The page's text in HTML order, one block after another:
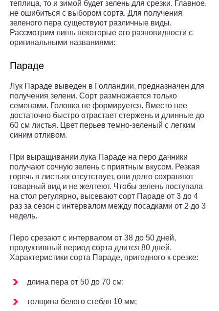
теплица, то и зимой будет зелень для срезки. Главное,
не ошибиться с выбором сорта. Для получения
зеленого пера существуют различные виды.
Рассмотрим лишь некоторые его разновидности с
оригинальными названиями:
Параде
Лук Параде выведен в Голландии, предназначен для
получения зелени. Сорт размножается только
семенами. Головка не формируется. Вместо нее
достаточно быстро отрастает стержень и длинные до
60 см листья. Цвет перьев темно-зеленый с легким
синим отливом.
При выращивании лука Параде на перо дачники
получают сочную зелень с приятным вкусом. Резкая
горечь в листьях отсутствует, они долго сохраняют
товарный вид и не желтеют. Чтобы зелень поступала
на стол регулярно, высевают сорт Параде от 3 до 4
раз за сезон с интервалом между посадками от 2 до 3
недель.
Перо срезают с интервалом от 38 до 50 дней,
продуктивный период сорта длится 80 дней.
Характеристики сорта Параде, пригодного к срезке:
длина пера от 50 до 70 см;
толщина белого стебля 10 мм;